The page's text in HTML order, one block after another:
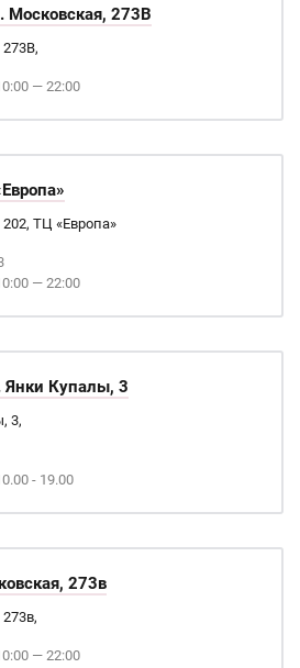
Московская, 273В
— 22:00
ТЦ «Европа»
— 22:00
Янки Купалы, 3
3,
- 19.00
273в
— 22:00